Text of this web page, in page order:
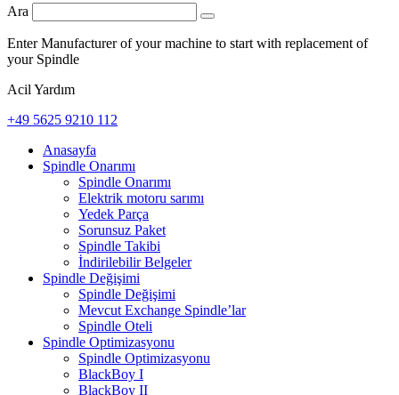
Ara
Enter Manufacturer of your machine to start with replacement of
your Spindle
Acil Yardım
+49 5625 9210 112
Anasayfa
Spindle Onarımı
Spindle Onarımı
Elektrik motoru sarımı
Yedek Parça
Sorunsuz Paket
Spindle Takibi
İndirilebilir Belgeler
Spindle Değişimi
Spindle Değişimi
Mevcut Exchange Spindle’lar
Spindle Oteli
Spindle Optimizasyonu
Spindle Optimizasyonu
BlackBoy I
BlackBoy II